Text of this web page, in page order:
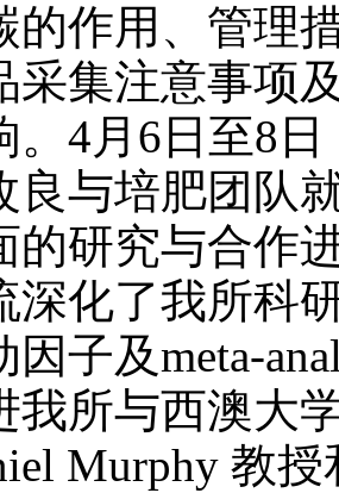
的作用、管理
采集注意事项
。4月6日至8日
良与培肥团队
的研究与合作
深化了我所科
因子及meta-
我所与西澳大
教授